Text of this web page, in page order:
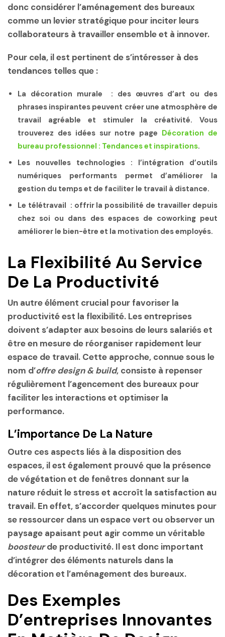
donc considérer l’aménagement des bureaux
comme un levier stratégique pour inciter leurs
collaborateurs à travailler ensemble et à innover.
Pour cela, il est pertinent de s’intéresser à des
tendances telles que :
La décoration murale
: des œuvres d’art ou des
phrases inspirantes peuvent créer une atmosphère de
travail agréable et stimuler la créativité. Vous
trouverez des idées sur notre page Décoration de
bureau professionnel : Tendances et inspirations.
Les nouvelles technologies : l’intégration d’outils
numériques performants permet d’améliorer la
gestion du temps et de faciliter le travail à distance.
Le télétravail : offrir la possibilité de travailler depuis
chez soi ou dans des espaces de coworking peut
améliorer le bien-être et la motivation des employés.
La Flexibilité Au Service
De La Productivité
Un autre élément crucial pour favoriser la
productivité est la flexibilité. Les entreprises
doivent s’adapter aux besoins de leurs salariés et
être en mesure de réorganiser rapidement leur
espace de travail. Cette approche, connue sous le
nom d’offre design & build, consiste à repenser
régulièrement l’agencement des bureaux pour
faciliter les interactions et optimiser la
performance.
L’importance De La Nature
Outre ces aspects liés à la disposition des
espaces, il est également prouvé que la présence
de végétation et de fenêtres donnant sur la
nature réduit le stress et accroît la satisfaction au
travail. En effet, s’accorder quelques minutes pour
se ressourcer dans un espace vert ou observer un
paysage apaisant peut agir comme un véritable
boosteurde productivité. Il est donc important
d’intégrer des éléments naturels dans la
décoration et l’aménagement des bureaux.
Des Exemples
D’entreprises Innovantes